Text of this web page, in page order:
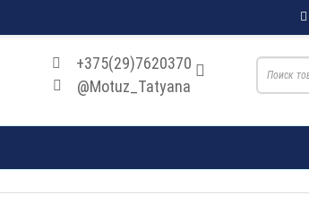
+375(29)7620370
@Motuz_Tatyana